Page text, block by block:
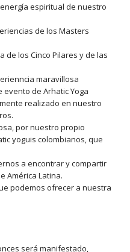
espiritual de nuestro
de los Masters
de los Cinco Pilares y de las
maravillosa
de Arhatic Yoga
realizado en nuestro
por nuestro propio
yoguis colombianos, que
a encontrar y compartir
América Latina.
podemos ofrecer a nuestra
será manifestado,